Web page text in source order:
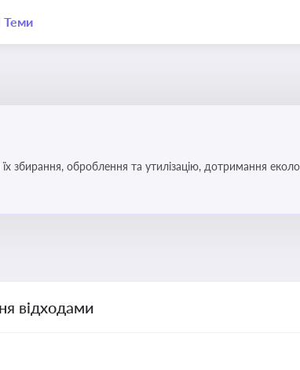
Теми
оброблення та утилізацію, дотримання
відходами